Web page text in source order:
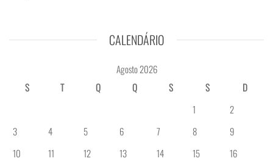
CALENDÁRIO
Agosto 2026
S
T Q Q S S
D
1
2
3
4 5 6 7 8
9
10
11 12 13 14 15
16